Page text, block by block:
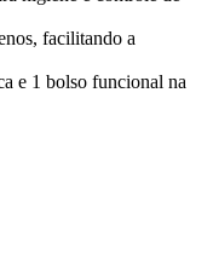
facilitando a
e 1 bolso funcional na